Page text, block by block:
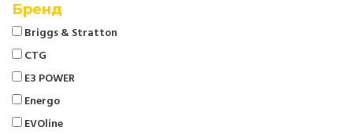
Бренд
Briggs & Stratton
CTG
E3 POWER
Energo
EVOline